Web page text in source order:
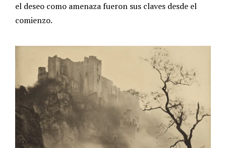
el deseo como amenaza fueron sus claves desde el
comienzo.